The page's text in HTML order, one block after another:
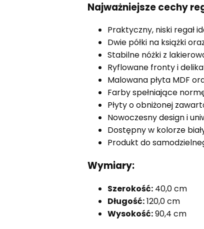
Najważniejsze cechy
Praktyczny, niski regał
Dwie półki na książki
Stabilne nóżki z
Ryflowane fronty i
Malowana płyta MDF
Farby spełniające
Płyty o obniżonej
Nowoczesny design i
Dostępny w kolorze
Produkt do
Wymiary:
Szerokość:40,0 cm
Długość:120,0 cm
Wysokość:90,4 cm